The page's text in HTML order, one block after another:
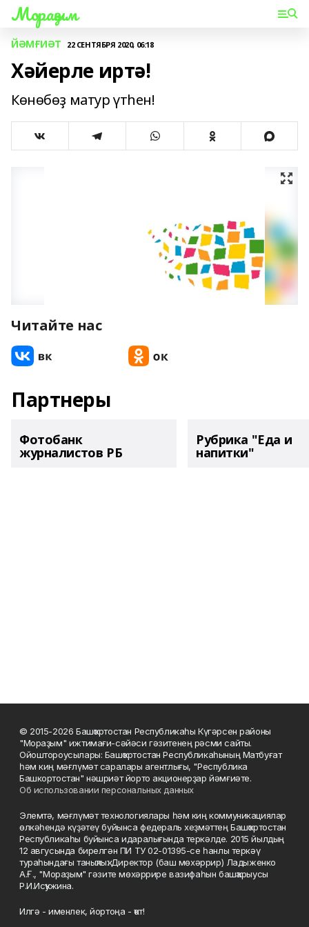
Мораҙым
ЙӘМҒИӘТ 22 СЕНТЯБРЯ 2020, 06:18
Хәйерле иртә!
Көнөбөҙ матур үтһен!
Читайте нас
Партнеры
Фотобанк
журналистов РБ
Рубрика "Еда и
напитки"
© 2015-2026 Башҡортостан Республикаһы Күгәрсен районы
"Мораҙым" ижтимағи-сәйәси гәзитенең рәсми сайты.
Ойоштороусылары: Башҡортостан Республикаһының Матбуғат
һәм киң мәғлүмәт саралары агентлығы, "Республика
Башкортостан" нәшриәт йорто акционерҙар йәмғиәте.
Об использовании персональных данных
Элемтә, мәғлүмәт технологиялары һәм киң коммуникациялар
өлкәһендә күҙәтеү буйынса федераль хеҙмәттең Башҡортостан
Республикаһы буйынса идаралығында теркәлде. 2015 йылдың
12 авгусында бирелгән ПИ ТУ 02-01395-се һанлы теркәү
тураһындағы таныҡлыҡ. Директор (баш мөхәррир) Ладыженко
А.Ғ., "Мораҙым" гәзите мөхәррире вазифаһын башҡарыусы
Р.И.Исҡужина.
Илгә - именлек, йортоңа - ҡот!